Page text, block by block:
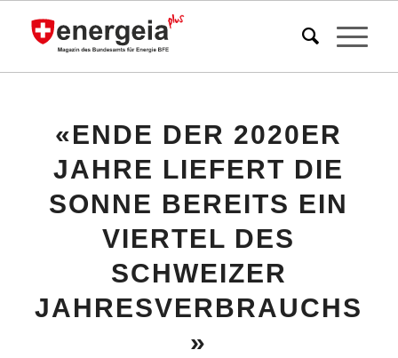
«ENDE DER 2020ER
JAHRE LIEFERT DIE
SONNE BEREITS EIN
VIERTEL DES
SCHWEIZER
JAHRESVERBRAUCHS
»